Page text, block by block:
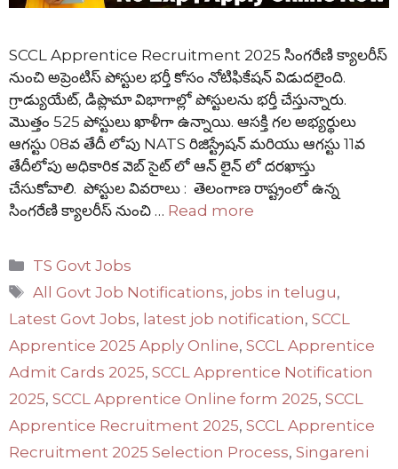
SCCL Apprentice Recruitment 2025 సింగరేణి క్యాలరీస్
నుంచి అప్రెంటిస్ పోస్టుల భర్తీ కోసం నోటిఫికేషన్ విడుదలైంది.
గ్రాడ్యుయేట్, డిప్లొమా విభాగాల్లో పోస్టులను భర్తీ చేస్తున్నారు.
మొత్తం 525 పోస్టులు ఖాళీగా ఉన్నాయి. ఆసక్తి గల అభ్యర్థులు
ఆగస్టు 08వ తేదీ లోపు NATS రిజిస్ట్రేషన్ మరియు ఆగస్టు 11వ
తేదీలోపు అధికారిక వెబ్ సైట్ లో ఆన్ లైన్ లో దరఖాస్తు
చేసుకోవాలి. పోస్టుల వివరాలు : తెలంగాణ రాష్ట్రంలో ఉన్న
సింగరేణి క్యాలరీస్ నుంచి … Read more
Categories
TS Govt Jobs
Tags
All Govt Job Notifications, jobs in telugu,
Latest Govt Jobs, latest job notification, SCCL
Apprentice 2025 Apply Online, SCCL Apprentice
Admit Cards 2025, SCCL Apprentice Notification
2025, SCCL Apprentice Online form 2025, SCCL
Apprentice Recruitment 2025, SCCL Apprentice
Recruitment 2025 Selection Process, Singareni